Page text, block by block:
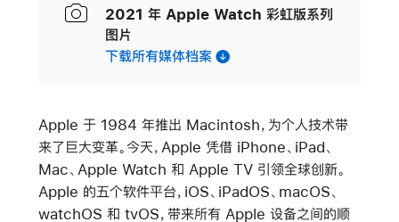
2021 年 Apple Watch 彩虹版系列
图片
下载所有媒体档案
Apple 于 1984 年推出 Macintosh，为个人技术带
来了巨大变革。今天，Apple 凭借 iPhone、iPad、
Mac、Apple Watch 和 Apple TV 引领全球创新。
Apple 的五个软件平台，iOS、iPadOS、macOS、
watchOS 和 tvOS，带来所有 Apple 设备之间的顺